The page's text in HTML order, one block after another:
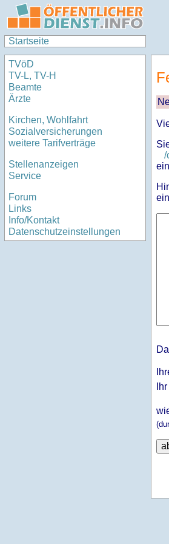
Startseite
TVöD
TV-L, TV-H
Beamte
Ärzte
Kirchen, Wohlfahrt
Sozialversicherungen
weitere Tarifverträge
Stellenanzeigen
Service
Forum
Links
Info/Kontakt
Datenschutzeinstellungen
/